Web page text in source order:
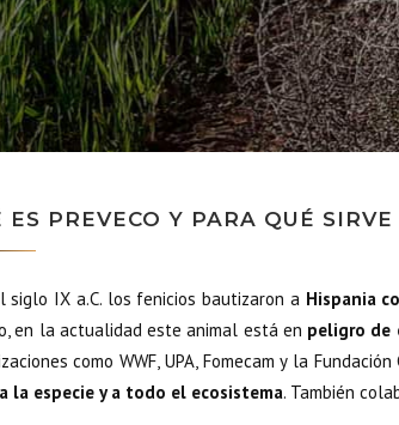
ES PREVECO Y PARA QUÉ
siglo IX a.C. los fenicios bautizaron a Hispania
en la actualidad este animal está en peligro de
como WWF, UPA, Fomecam y la
la especie y a todo el ecosistema. También